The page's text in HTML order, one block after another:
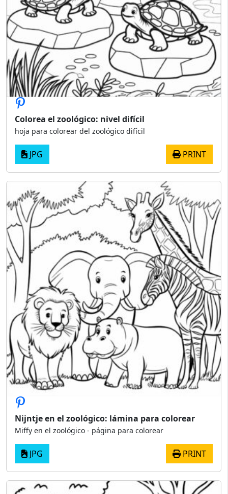
Colorea el zoológico: nivel difícil
hoja para colorear del zoológico difícil
JPG PRINT
Nijntje en el zoológico: lámina para colorear
Miffy en el zoológico - página para colorear
JPG PRINT